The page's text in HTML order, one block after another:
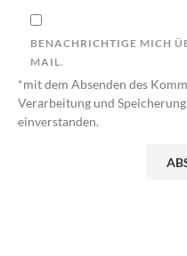
BENACHRICHTIGE MICH
MAIL.
*mit dem Absenden des
Verarbeitung und
einverstanden.